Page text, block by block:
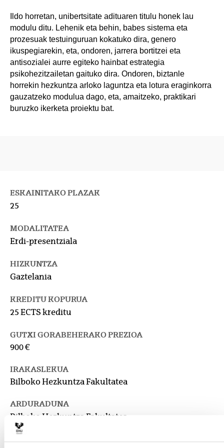
Ildo horretan, unibertsitate adituaren titulu honek lau
modulu ditu. Lehenik eta behin, babes sistema eta
prozesuak testuinguruan kokatuko dira, genero
ikuspegiarekin, eta, ondoren, jarrera bortitzei eta
antisozialei aurre egiteko hainbat estrategia
psikohezitzailetan gaituko dira. Ondoren, biztanle
horrekin hezkuntza arloko laguntza eta lotura eraginkorra
gauzatzeko modulua dago, eta, amaitzeko, praktikari
buruzko ikerketa proiektu bat.
ESKAINITAKO PLAZAK
25
MODALITATEA
Erdi-presentziala
HIZKUNTZA
Gaztelania
KREDITU KOPURUA
25 ECTS kreditu
GUTXI GORABEHERAKO PREZIOA
900 €
IRAKASLEKUA
Bilboko Hezkuntza Fakultatea
ARDURADUNA
Bilboko Hezkuntza Fakultatea
israel.alonso@ehu.eus
946017503